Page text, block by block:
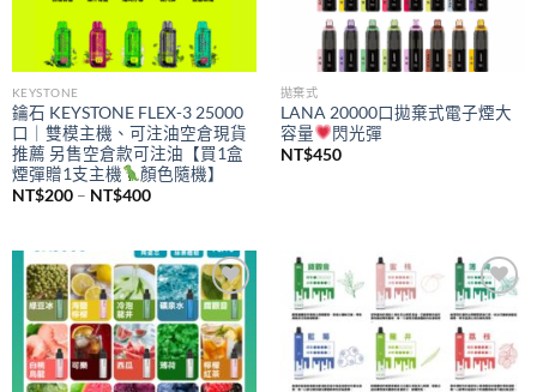
KEYSTONE
鑰石 KEYSTONE FLEX-3 25000
口｜雙模主機、可注油空倉現貨
推薦 另售空倉款可注油【買1盒
煙彈贈1支主機
顏色隨機】
NT$200 – NT$400價
NT$200
到
NT$400
拋棄式
LANA 20000口拋棄式電子煙大
容量
閃光彈
NT$450
Add to
wishlist
Add to